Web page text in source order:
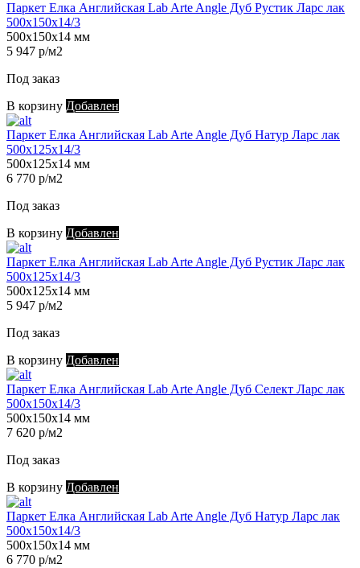
Паркет Елка Английская Lab Arte Angle Дуб Рустик Ларс лак
500х150х14/3
500х150х14 мм
5 947 р/м2
Под заказ
В корзину Добавлен
Паркет Елка Английская Lab Arte Angle Дуб Натур Ларс лак
500х125х14/3
500х125х14 мм
6 770 р/м2
Под заказ
В корзину Добавлен
Паркет Елка Английская Lab Arte Angle Дуб Рустик Ларс лак
500х125х14/3
500х125х14 мм
5 947 р/м2
Под заказ
В корзину Добавлен
Паркет Елка Английская Lab Arte Angle Дуб Селект Ларс лак
500х150х14/3
500х150х14 мм
7 620 р/м2
Под заказ
В корзину Добавлен
Паркет Елка Английская Lab Arte Angle Дуб Натур Ларс лак
500х150х14/3
500х150х14 мм
6 770 р/м2